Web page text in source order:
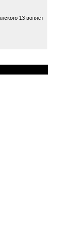
13 воняет